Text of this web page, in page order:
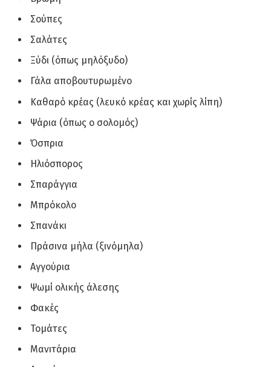
Σούπες
Σαλάτες
Ξύδι (όπως μηλόξυδο)
Γάλα αποβουτυρωμένο
Καθαρό κρέας (λευκό κρέας και χωρίς λίπη)
Ψάρια (όπως ο σολομός)
Όσπρια
Ηλιόσπορος
Σπαράγγια
Μπρόκολο
Σπανάκι
Πράσινα μήλα (ξινόμηλα)
Αγγούρια
Ψωμί ολικής άλεσης
Φακές
Τομάτες
Μανιτάρια